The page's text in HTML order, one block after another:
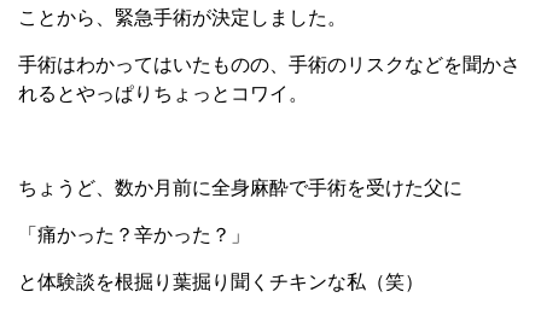
ことから、緊急手術が決定しました。
手術はわかってはいたものの、手術のリスクなどを聞かさ
れるとやっぱりちょっとコワイ。
ちょうど、数か月前に全身麻酔で手術を受けた父に
「痛かった？辛かった？」
と体験談を根掘り葉掘り聞くチキンな私（笑）